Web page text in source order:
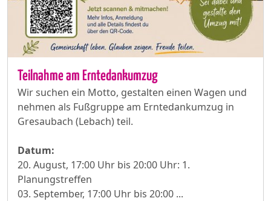
Teilnahme am Erntedankumzug
Wir suchen ein Motto, gestalten einen Wagen und
nehmen als Fußgruppe am Erntedankumzug in
Gresaubach (Lebach) teil.
Datum:
20. August, 17:00 Uhr bis 20:00 Uhr: 1.
Planungstreffen
03. September, 17:00 Uhr bis 20:00 ...